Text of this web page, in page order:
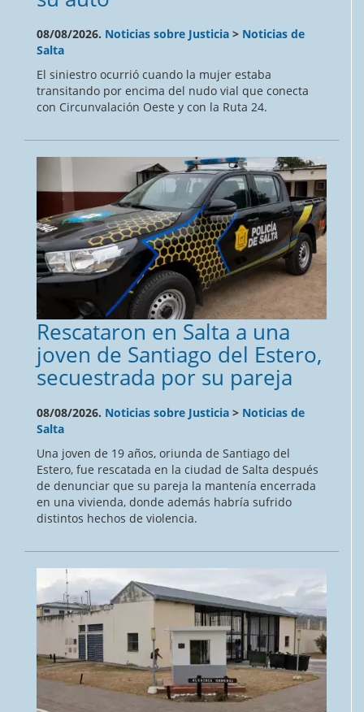
08/08/2026. Noticias sobre Justicia > Noticias de
Salta
El siniestro ocurrió cuando la mujer estaba
transitando por encima del nudo vial que conecta
con Circunvalación Oeste y con la Ruta 24.
Rescataron en Salta a una
joven de Santiago del Estero,
secuestrada por su pareja
08/08/2026. Noticias sobre Justicia > Noticias de
Salta
Una joven de 19 años, oriunda de Santiago del
Estero, fue rescatada en la ciudad de Salta después
de denunciar que su pareja la mantenía encerrada
en una vivienda, donde además habría sufrido
distintos hechos de violencia.